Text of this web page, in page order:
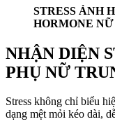
STRESS ẢNH
HORMONE NỮ
NHẬN DIỆN
PHỤ NỮ
Stress không chỉ biểu
dạng mệt mỏi kéo dài,